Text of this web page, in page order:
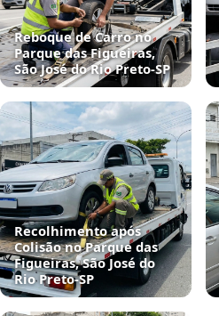
Reboque de Carro no
Parque das Figueiras,
São José do Rio Preto‑SP
Recolhimento após
Colisão no Parque das
Figueiras, São José do
Rio Preto‑SP